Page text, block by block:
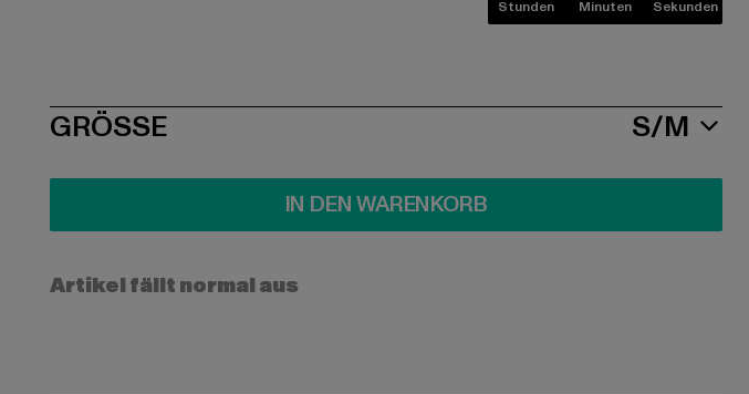
Stunden Minuten Sekunden
SIZE
GRÖSSE S/M
IN DEN WARENKORB
Artikel fällt normal aus